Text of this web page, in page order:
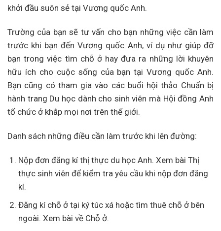
khởi đầu suôn sẻ tại Vương quốc Anh.
Trường của bạn sẽ tư vấn cho bạn những việc cần làm
trước khi bạn đến Vương quốc Anh, ví dụ như giúp đỡ
bạn trong việc tìm chỗ ở hay đưa ra những lời khuyên
hữu ích cho cuộc sống của bạn tại Vương quốc Anh.
Bạn cũng có tham gia vào các buổi hội thảo Chuẩn bị
hành trang Du học dành cho sinh viên mà Hội đồng Anh
tổ chức ở khắp mọi nơi trên thế giới.
Danh sách những điều cần làm trước khi lên đường:
Nộp đơn đăng kí thị thực du học Anh. Xem bài Thị
thực sinh viên để kiểm tra yêu cầu khi nộp đơn đăng
kí.
Đăng kí chỗ ở tại ký túc xá hoặc tìm thuê chỗ ở bên
ngoài. Xem bài về Chỗ ở.